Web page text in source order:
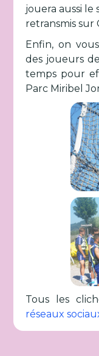
jouera aussi le
retransmis sur
Enfin, on
des joueurs
temps pour
Parc Miribel
Tous les
réseaux